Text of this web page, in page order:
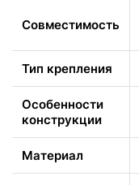
Совместимость
Тип крепления
Особенности
конструкции
Материал